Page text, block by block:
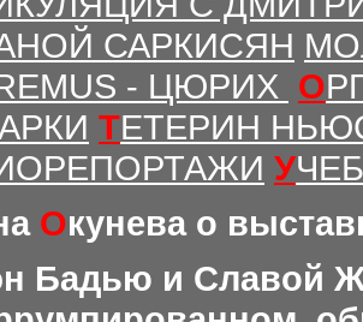
САРКИСЯН
- ЦЮРИХ О
ТЕТЕРИН
У
Окунева о
Бадью и Славой